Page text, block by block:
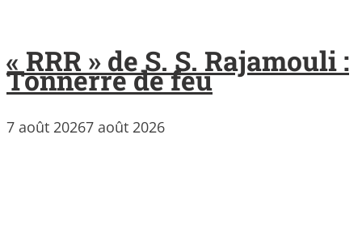
« RRR » de S. S. Rajamouli :
Tonnerre de feu
7 août 20267 août 2026